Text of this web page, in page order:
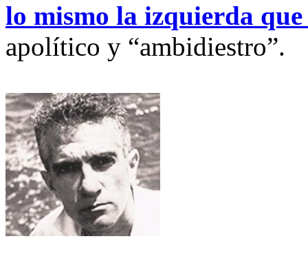
lo mismo la izquierda que
apolítico y “ambidiestro”.